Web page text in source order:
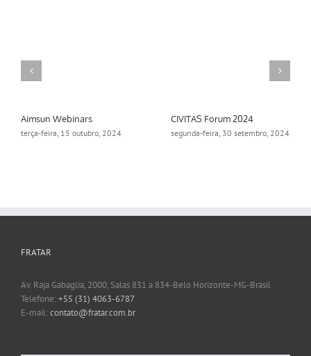
Aimsun Webinars
terça-feira, 15 outubro, 2024
CIVITAS Forum 2024
segunda-feira, 30 setembro, 2024
FRATAR
Av. Raja Gabaglia, 2000, Salas 831 a 834-Belo Horizonte-MG-Brasil
Telefone:+55 (31) 4063-6787
E-mail:contato@fratar.com.br